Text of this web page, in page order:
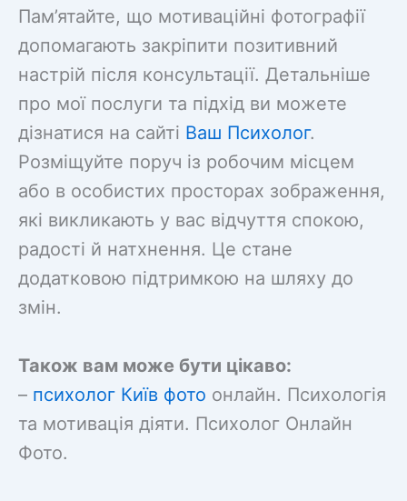
Пам’ятайте, що мотиваційні фотографії
допомагають закріпити позитивний
настрій після консультації. Детальніше
про мої послуги та підхід ви можете
дізнатися на сайті Ваш Психолог.
Розміщуйте поруч із робочим місцем
або в особистих просторах зображення,
які викликають у вас відчуття спокою,
радості й натхнення. Це стане
додатковою підтримкою на шляху до
змін.
Також вам може бути цікаво:
– психолог Київ фото онлайн. Психологія
та мотивація діяти. Психолог Онлайн
Фото.